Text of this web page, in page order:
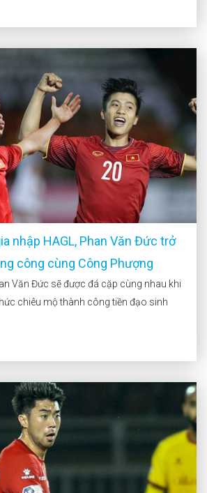
nhập HAGL, Phan Văn Đức trở
công cùng Công Phượng
Văn Đức sẽ được đá cặp cùng nhau khi
chiêu mộ thành công tiền đạo sinh